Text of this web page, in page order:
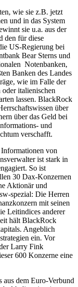
wie sie z.B. jetzt
und in das System
sie u.a. aus der
den für diese
US-Regierung bei
Bear Sterns und
Notenbanken,
Banken des Landes
wie im Falle der
oder italienischen
lassen. BlackRock
über
über das Geld bei
und
verschafft.
von
ist stark in
So ist
30 Dax-Konzernen
Aktionär und
spezial: Die Herren
mit seinen
Leitindices anderer
hält BlackRock
Angeblich
ein. Vor
Larry Fink
600 Konzerne eine
aus dem Euro-Verbund